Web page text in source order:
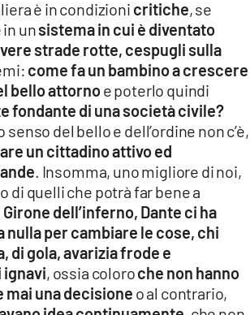
è in condizioni critiche, se
unsistema in cui è diventato
strade rotte, cespugli sulla
come fa un bambino a crescere
bello attornoe poterlo quindi
fondante di una società civile?
del bello e dell’ordine non c’è,
un cittadino attivo ed
. Insomma, uno migliore di noi,
di quelli che potrà far bene a
Girone dell’inferno, Dante ci ha
nulla per cambiare le cose, chi
di gola, avarizia frode e
ignavi, ossia coloroche non hanno
una decisione o al contrario,